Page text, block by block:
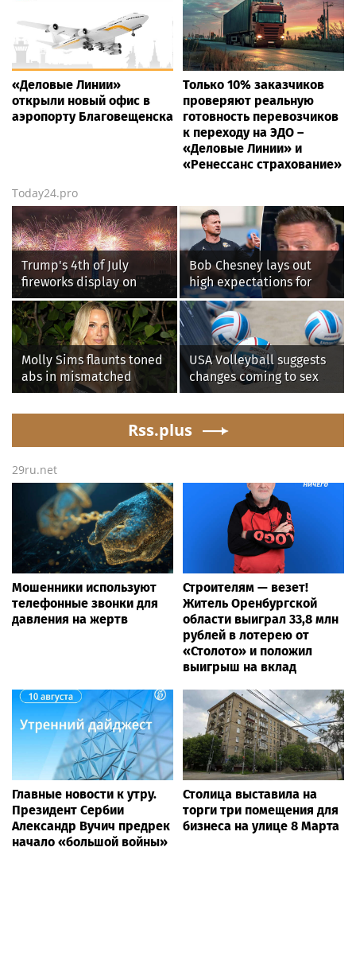
«Деловые Линии»
открыли новый офис в
аэропорту Благовещенска
Только 10% заказчиков
проверяют реальную
готовность перевозчиков
к переходу на ЭДО –
«Деловые Линии» и
«Ренессанс страхование»
Today24.pro
Trump's 4th of July
fireworks display on
National Mall confirmed
as largest in history
Bob Chesney lays out
high expectations for
UCLA athletics
Molly Sims flaunts toned
abs in mismatched
bikini during perfect
beach day with her kids
USA Volleyball suggests
changes coming to sex
testing, while junior
families raise male
athlete concerns
Rss.plus
29ru.net
Мошенники используют
телефонные звонки для
давления на жертв
Строителям — везет!
Житель Оренбургской
области выиграл 33,8 млн
рублей в лотерею от
«Столото» и положил
выигрыш на вклад
Главные новости к утру.
Президент Сербии
Александр Вучич предрек
начало «большой войны»
Столица выставила на
торги три помещения для
бизнеса на улице 8 Марта